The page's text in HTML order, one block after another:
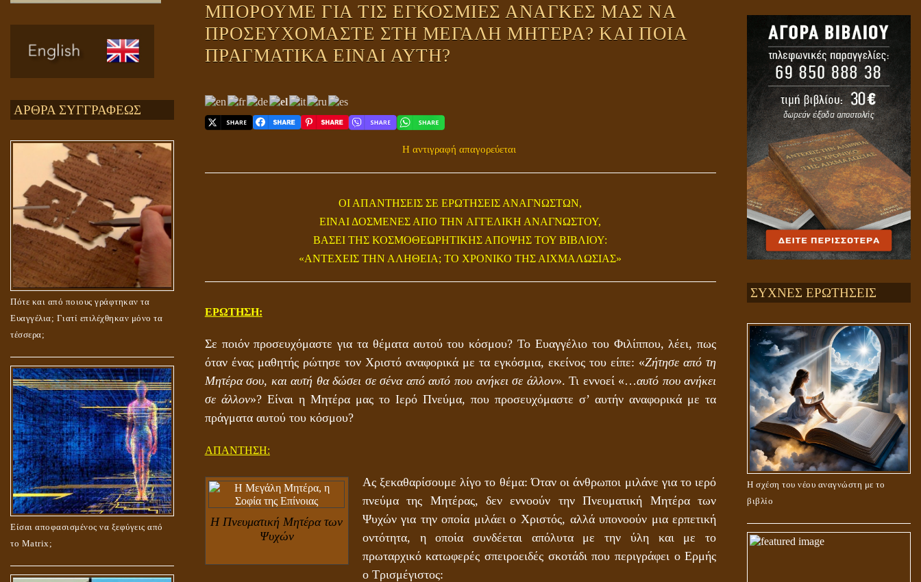
ΑΡΘΡΑ ΣΥΓΓΡΑΦΕΩΣ
Πότε και από ποιους γράφτηκαν τα
Ευαγγέλια; Γιατί επιλέχθηκαν μόνο τα
τέσσερα;
Είσαι αποφασισμένος να ξεφύγεις από
το Matrix;
ΜΠΟΡΟΥΜΕ ΓΙΑ ΤΙΣ ΕΓΚΟΣΜΙΕΣ ΑΝΑΓΚΕΣ ΜΑΣ ΝΑ
ΠΡΟΣΕΥΧΟΜΑΣΤΕ ΣΤΗ ΜΕΓΑΛΗ ΜΗΤΕΡΑ? ΚΑΙ ΠΟΙΑ
ΠΡΑΓΜΑΤΙΚΑ ΕΙΝΑΙ ΑΥΤΗ?
Η αντιγραφή απαγορεύεται
ΟΙ ΑΠΑΝΤΗΣΕΙΣ ΣΕ ΕΡΩΤΗΣΕΙΣ ΑΝΑΓΝΩΣΤΩΝ,
ΕΙΝΑΙ ΔΟΣΜΕΝΕΣ ΑΠΟ ΤΗΝ ΑΓΓΕΛΙΚΗ ΑΝΑΓΝΩΣΤΟΥ,
ΒΑΣΕΙ ΤΗΣ ΚΟΣΜΟΘΕΩΡΗΤΙΚΗΣ ΑΠΟΨΗΣ ΤΟΥ ΒΙΒΛΙΟΥ:
«ΑΝΤΕΧΕΙΣ ΤΗΝ ΑΛΗΘΕΙΑ; ΤΟ ΧΡΟΝΙΚΟ ΤΗΣ ΑΙΧΜΑΛΩΣΙΑΣ»
ΕΡΩΤΗΣΗ:
Σε ποιόν προσευχόμαστε για τα θέματα αυτού του κόσμου? Το Ευαγγέλιο του Φιλίππου, λέει, πως
όταν ένας μαθητής ρώτησε τον Χριστό αναφορικά με τα εγκόσμια, εκείνος του είπε: «Ζήτησε από τη
Μητέρα σου, και αυτή θα δώσει σε σένα από αυτό που ανήκει σε άλλον». Τι εννοεί «…αυτό που ανήκει
σε άλλον»? Είναι η Μητέρα μας το Ιερό Πνεύμα, που προσευχόμαστε σ’ αυτήν αναφορικά με τα
πράγματα αυτού του κόσμου?
ΑΠΑΝΤΗΣΗ:
Η Πνευματική Μητέρα των
Ψυχών
Ας ξεκαθαρίσουμε λίγο το θέμα: Όταν οι άνθρωποι μιλάνε για το ιερό
πνεύμα της Μητέρας, δεν εννοούν την Πνευματική Μητέρα των
Ψυχών για την οποία μιλάει ο Χριστός, αλλά υπονοούν μια ερπετική
οντότητα, η οποία συνδέεται απόλυτα με την ύλη και με το
πρωταρχικό κατωφερές σπειροειδές σκοτάδι που περιγράφει ο Ερμής
ο Τρισμέγιστος:
ΣΥΧΝΕΣ ΕΡΩΤΗΣΕΙΣ
Η σχέση του νέου αναγνώστη με το
βιβλίο